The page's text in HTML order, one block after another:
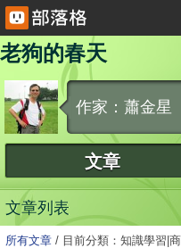
老狗的春天
作家：蕭金星
文章
文章列表
所有文章 / 目前分類：知識學習|